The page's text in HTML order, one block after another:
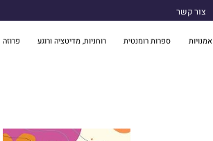
צור קשר
אמנויות ספרות רומנטית רוחניות, מדיטציה ורוגע פרוזה